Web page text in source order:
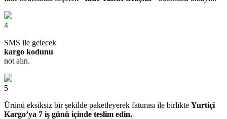
4
SMS ile gelecek
kargo kodunu
not alın.
5
Ürünü eksiksiz bir şekilde paketleyerek faturası ile birlikte Yurtiçi
Kargo’ya 7 iş günü içinde teslim edin.